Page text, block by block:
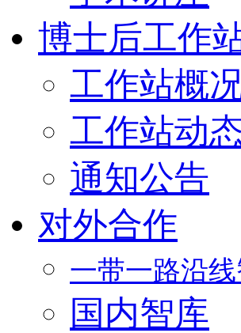
博士后工作
工作站概
工作站动
通知公告
对外合作
一带一路沿
国内智库